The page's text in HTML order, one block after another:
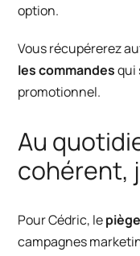
option.
Vous récupérerez
les commandesqui
promotionnel.
Au
cohérent,
Pour Cédric, le
campagnes